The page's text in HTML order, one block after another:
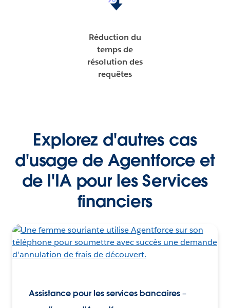
Réduction du
temps de
résolution des
requêtes
Explorez d'autres cas
d'usage de Agentforce et
de l'IA pour les Services
financiers
Assistance pour les services bancaires –